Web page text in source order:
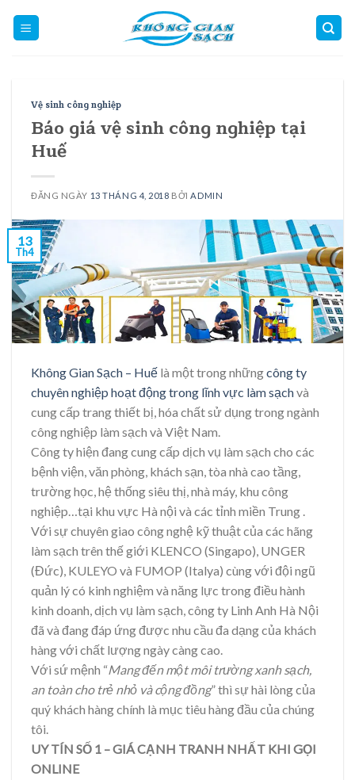
Vệ sinh công nghiệp
Báo giá vệ sinh công nghiệp tại
Huế
ĐĂNG NGÀY 13 THÁNG 4, 2018 BỞI ADMIN
13
Th4
Không Gian Sạch – Huế là một trong nhữngcông ty
chuyên nghiệp hoạt động trong lĩnh vực làm sạchvà
cung cấp trang thiết bị, hóa chất sử dụng trong ngành
công nghiệp làm sạch và Việt Nam.
Công ty hiện đang cung cấp dịch vụ làm sạch cho các
bệnh viện, văn phòng, khách sạn, tòa nhà cao tầng,
trường học, hệ thống siêu thị, nhà máy, khu công
nghiệp…tại khu vực Hà nội và các tỉnh miền Trung .
Với sự chuyên giao công nghệ kỹ thuật của các hãng
làm sạch trên thế giới KLENCO (Singapo), UNGER
(Đức), KULEYO và FUMOP (Italya) cùng với đội ngũ
quản lý có kinh nghiệm và năng lực trong điều hành
kinh doanh, dịch vụ làm sạch, công ty Linh Anh Hà Nội
đã và đang đáp ứng được nhu cầu đa dạng của khách
hàng với chất lượng ngày càng cao.
Với sứ mệnh “Mang đến một môi trường xanh sạch,
an toàn cho trẻ nhỏ và cộng đồng” thì sự hài lòng của
quý khách hàng chính là mục tiêu hàng đầu của chúng
tôi.
UY TÍN SỐ 1 – GIÁ CẠNH TRANH NHẤT KHI GỌI
ONLINE